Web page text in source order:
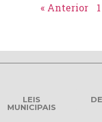
« Anterior 1
LEIS
MUNICIPAIS